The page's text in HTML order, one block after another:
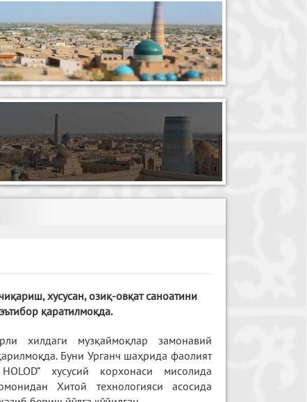
хусусан, озиқ-овқат саноатини
қаратилмоқда.
хилдаги музқаймоқлар замонавий
Буни Урганч шаҳрида фаолият
хусусий корхонаси мисолида
Хитой технологияси асосида